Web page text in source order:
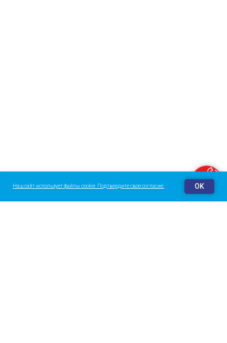
Наш сайт использует файлы cookie. Подтвердите свое согласие. OK